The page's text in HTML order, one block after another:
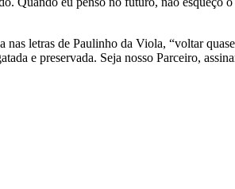
letras de Paulinho da Viola, “voltar
e preservada. Seja nosso Parceiro,